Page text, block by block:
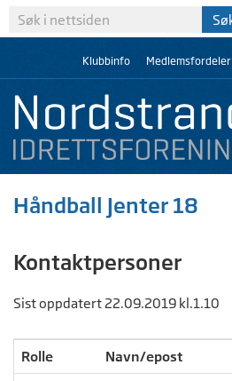
Klubbinfo Medlemsfordeler
Håndball Jenter 18
Kontaktpersoner
Sist oppdatert 22.09.2019 kl.1.10
Rolle Navn/epost